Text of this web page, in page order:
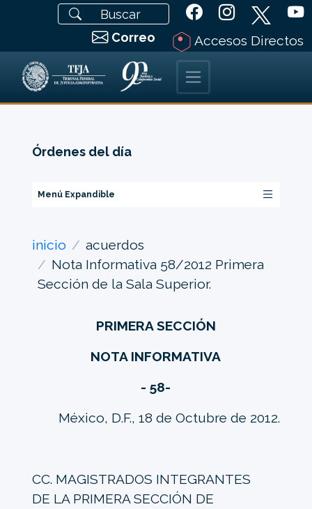
Correo Accesos Directos
Órdenes del día
Menú Expandible
inicio
acuerdos
Nota Informativa 58/2012 Primera
Sección de la Sala Superior.
PRIMERA SECCIÓN
NOTA INFORMATIVA
- 58-
México, D.F., 18 de Octubre de 2012.
CC. MAGISTRADOS INTEGRANTES
DE LA PRIMERA SECCIÓN DE